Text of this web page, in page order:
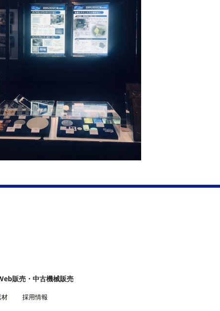
販売・中古機械販売
材
採用情報